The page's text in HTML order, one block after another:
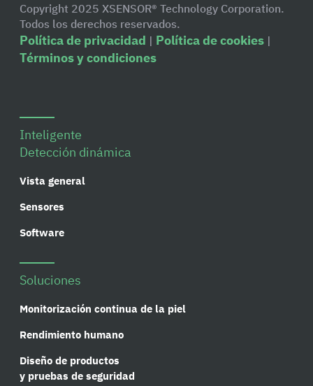
Copyright 2025 XSENSOR® Technology Corporation.
Todos los derechos reservados.
Política de privacidad | Política de cookies |
Términos y condiciones
Inteligente
Detección dinámica
Vista general
Sensores
Software
Soluciones
Monitorización continua de la piel
Rendimiento humano
Diseño de productos
y pruebas de seguridad